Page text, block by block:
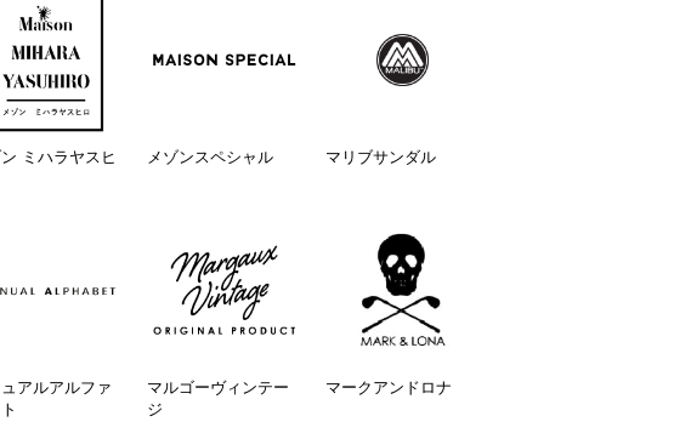
ン ミハラヤスヒ
メゾンスペシャル マリブサンダル
アルアルファ
マルゴーヴィンテー
ジ
マークアンドロナ